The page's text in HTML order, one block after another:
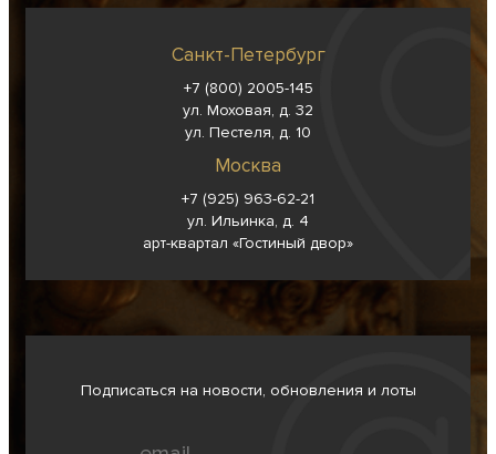
Санкт-Петербург
+7 (800) 2005-145
ул. Моховая, д. 32
ул. Пестеля, д. 10
Москва
+7 (925) 963-62-21
ул. Ильинка, д. 4
арт-квартал «Гостиный двор»
Подписаться на новости, обновления и лоты